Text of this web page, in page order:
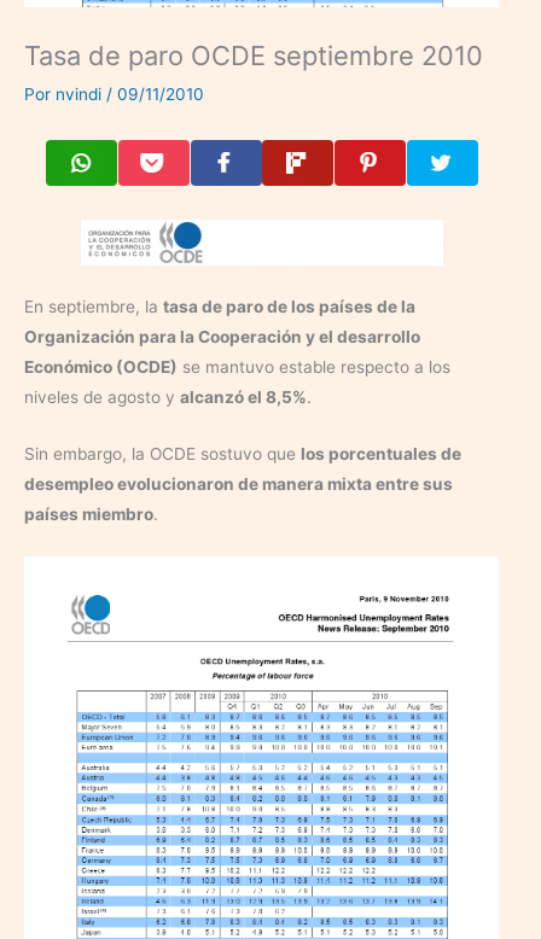
Tasa de paro OCDE septiembre 2010
Por nvindi / 09/11/2010
En septiembre, la tasa de paro de los países de la
Organización para la Cooperación y el desarrollo
Económico (OCDE) se mantuvo estable respecto a los
niveles de agosto y alcanzó el 8,5%.
Sin embargo, la OCDE sostuvo que los porcentuales de
desempleo evolucionaron de manera mixta entre sus
países miembro.